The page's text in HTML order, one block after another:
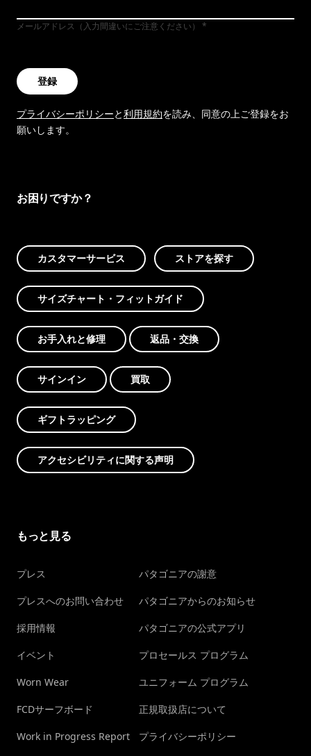
メールアドレス（入力間違いにご注意ください）
登録
プライバシーポリシーと利用規約を読み、同意の上ご登録をお
願いします。
お困りですか？
カスタマーサービス ストアを探す
サイズチャート・フィットガイド
お手入れと修理 返品・交換
サインイン 買取
ギフトラッピング
アクセシビリティに関する声明
もっと見る
プレス
プレスへのお問い合わせ
採用情報
イベント
Worn Wear
FCDサーフボード
Work in Progress Report
パタゴニアの謝意
パタゴニアからのお知らせ
パタゴニアの公式アプリ
プロセールス プログラム
ユニフォーム プログラム
正規取扱店について
プライバシーポリシー